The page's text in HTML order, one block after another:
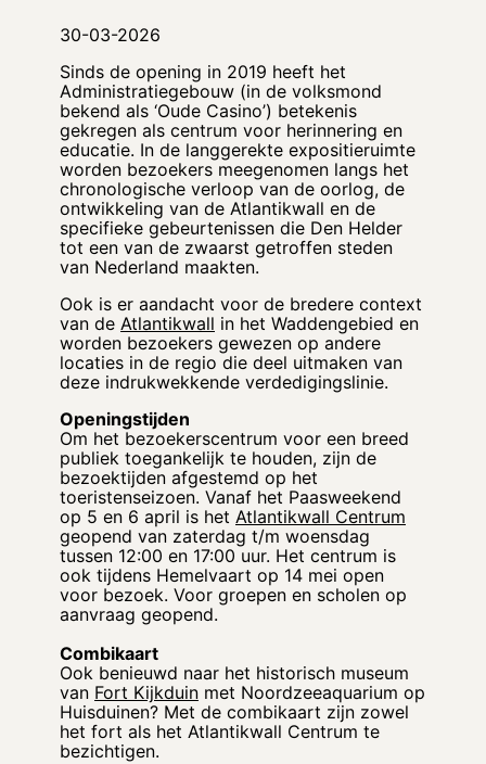
30-03-2026
Sinds de opening in 2019 heeft het
Administratiegebouw (in de volksmond
bekend als ‘Oude Casino’) betekenis
gekregen als centrum voor herinnering en
educatie. In de langgerekte expositieruimte
worden bezoekers meegenomen langs het
chronologische verloop van de oorlog, de
ontwikkeling van de Atlantikwall en de
specifieke gebeurtenissen die Den Helder
tot een van de zwaarst getroffen steden
van Nederland maakten.
Ook is er aandacht voor de bredere context
van de Atlantikwall in het Waddengebied en
worden bezoekers gewezen op andere
locaties in de regio die deel uitmaken van
deze indrukwekkende verdedigingslinie.
Openingstijden
Om het bezoekerscentrum voor een breed
publiek toegankelijk te houden, zijn de
bezoektijden afgestemd op het
toeristenseizoen. Vanaf het Paasweekend
op 5 en 6 april is het Atlantikwall Centrum
geopend van zaterdag t/m woensdag
tussen 12:00 en 17:00 uur. Het centrum is
ook tijdens Hemelvaart op 14 mei open
voor bezoek. Voor groepen en scholen op
aanvraag geopend.
Combikaart
Ook benieuwd naar het historisch museum
van Fort Kijkduin met Noordzeeaquarium op
Huisduinen? Met de combikaart zijn zowel
het fort als het Atlantikwall Centrum te
bezichtigen.